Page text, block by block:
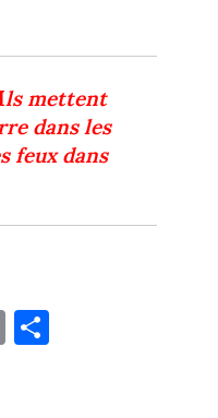
ls mettent
dans les
feux dans
E
m
Pa